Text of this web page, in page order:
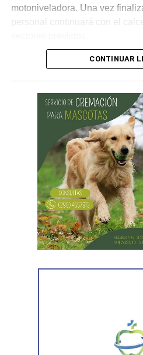
motoniveladora. Una vez
personal continuará con el
Desde Vialidad Nacional
próximas semanas, el
reforzado con dos nuevas
camiones bacheadores, lo
el ritmo de ejecución y
mantenimiento en distintos
Por otra parte, el organismo
sectores más deteriorados y
CONTINUAR